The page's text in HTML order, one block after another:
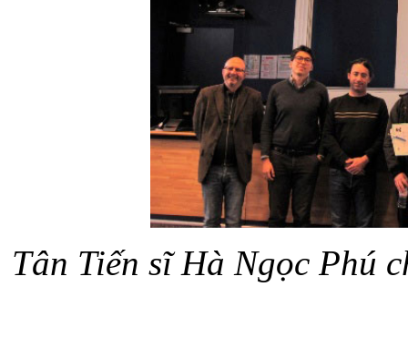
Tân Tiến sĩ Hà Ngọc Phú